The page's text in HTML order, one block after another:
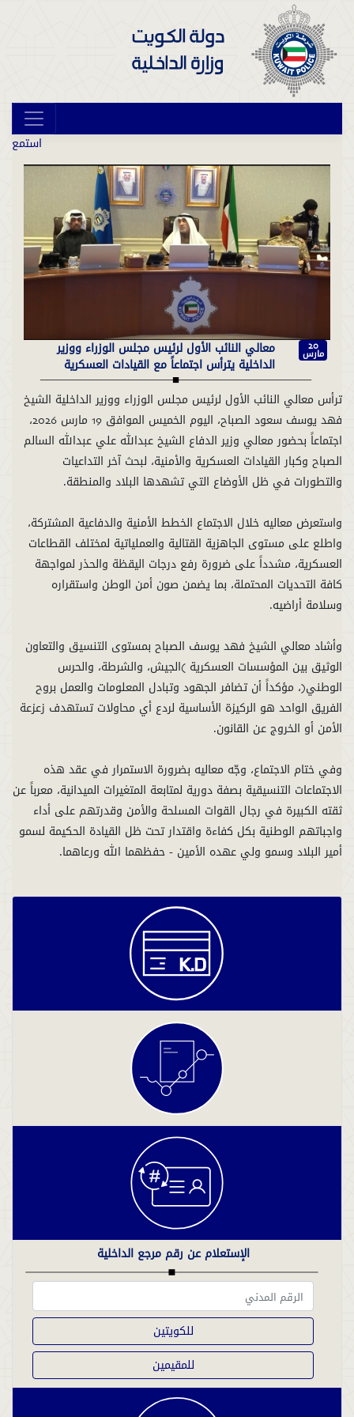
استمع
20
مارس معالي النائب الأول لرئيس مجلس الوزراء ووزير
الداخلية يترأس اجتماعاً مع القيادات العسكرية
ترأس معالي النائب الأول لرئيس مجلس الوزراء ووزير الداخلية الشيخ
فهد يوسف سعود الصباح، اليوم الخميس الموافق 19 مارس 2026،
اجتماعاً بحضور معالي وزير الدفاع الشيخ عبدالله علي عبدالله السالم
الصباح وكبار القيادات العسكرية والأمنية، لبحث آخر التداعيات
واستعرض معاليه خلال الاجتماع الخطط الأمنية والدفاعية المشتركة،
واطلع على مستوى الجاهزية القتالية والعملياتية لمختلف القطاعات
العسكرية، مشدداً على ضرورة رفع درجات اليقظة والحذر لمواجهة
كافة التحديات المحتملة، بما يضمن صون أمن الوطن واستقراره
وأشاد معالي الشيخ فهد يوسف الصباح بمستوى التنسيق والتعاون
الوثيق بين المؤسسات العسكرية (الجيش، والشرطة، والحرس
الوطني)، مؤكداً أن تضافر الجهود وتبادل المعلومات والعمل بروح
الفريق الواحد هو الركيزة الأساسية لردع أي محاولات تستهدف زعزعة
وفي ختام الاجتماع، وجّه معاليه بضرورة الاستمرار في عقد هذه
الاجتماعات التنسيقية بصفة دورية لمتابعة المتغيرات الميدانية، معرباً عن
ثقته الكبيرة في رجال القوات المسلحة والأمن وقدرتهم على أداء
واجباتهم الوطنية بكل كفاءة واقتدار تحت ظل القيادة الحكيمة لسمو
الإستعلام عن رقم مرجع الداخلية
للكويتين
للمقيمين